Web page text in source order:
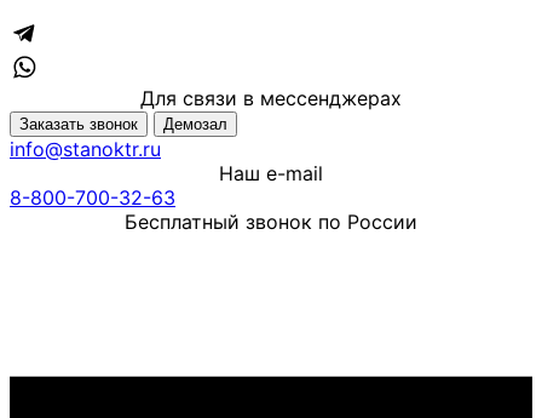
Для связи в мессенджерах
Заказать звонок Демозал
info@stanoktr.ru
Наш e-mail
8-800-700-32-63
Бесплатный звонок по России